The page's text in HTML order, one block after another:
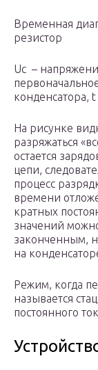
Временная
резистор
Uc –
конденсатора,
На рисунке
разряжаться
остается
цепи,
процесс
времени
кратных
значений
законченным,
на
Режим, когда
называется
постоянного